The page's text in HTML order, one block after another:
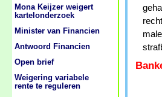
Mona Keijzer weigert
kartelonderzoek
Minister van Financien
Antwoord Financien
Open brief
Weigering variabele
rente te reguleren